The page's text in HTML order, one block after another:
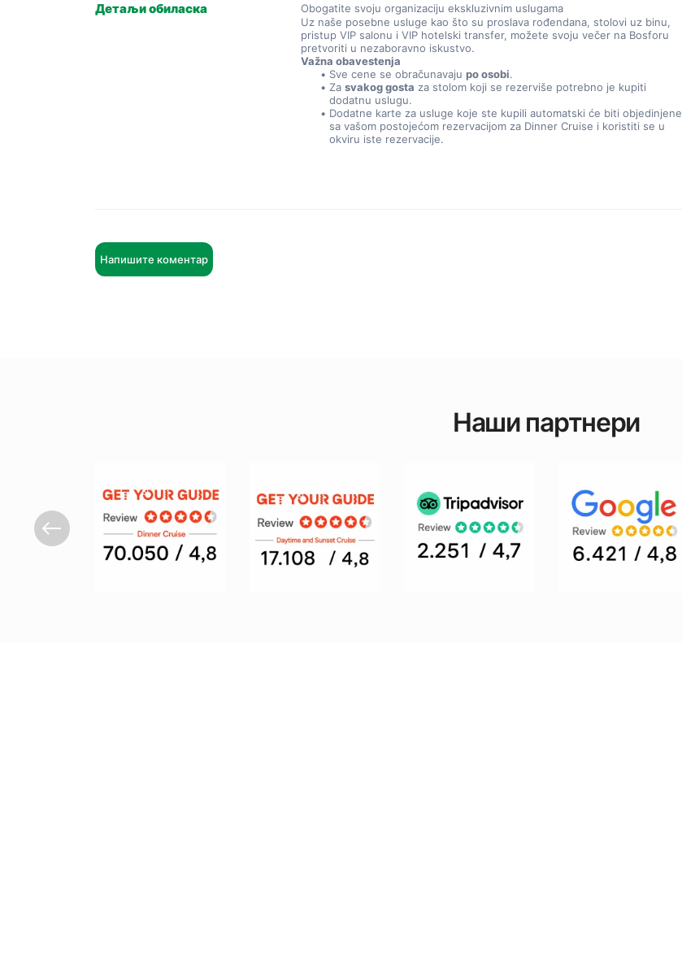
Детаљи обиласка
Obogatite svoju organizaciju ekskluzivnim uslugama
Uz naše posebne usluge kao što su proslava rođendana, stolovi uz binu,
pristup VIP salonu i VIP hotelski transfer, možete svoju večer na Bosforu
pretvoriti u nezaboravno iskustvo.
Važna obavestenja
Sve cene se obračunavaju po osobi.
Za svakog gosta za stolom koji se rezerviše potrebno je kupiti
dodatnu uslugu.
Dodatne karte za usluge koje ste kupili automatski će biti objedinjene
sa vašom postojećom rezervacijom za Dinner Cruise i koristiti se u
okviru iste rezervacije.
Напишите коментар
Наши партнери